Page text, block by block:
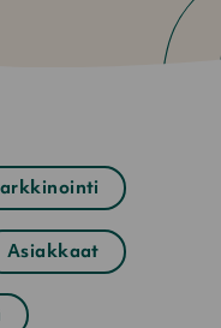
Asiakkaat